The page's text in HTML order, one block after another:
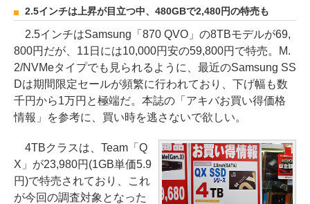
2.5インチは上昇が目立つ中、480GBで2,480円の特売も
2.5インチはSamsung「870 QVO」の8TBモデルが69,
800円だが、11日には10,000円安の59,800円で特売。M.
2/NVMeタイプでも見られるように、最近のSamsung SS
Dは期間限定セールが頻繁に行われており、下げ幅も数
千円から1万円と極端だ。本誌の「アキバお買い得価格
情報」を参考に、買い時を逃さないで欲しい。
4TBクラスは、Team「Q
X」が23,980円(1GB単価5.9
円)で特売されており、これ
が今回の調査対象となった